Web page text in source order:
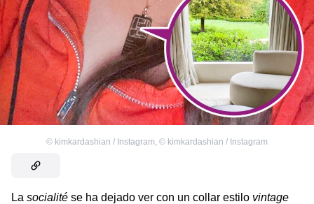
© kimkardashian / Instagram © kimkardashian / Instagram
La socialité se ha dejado ver con un collar estilo vintage